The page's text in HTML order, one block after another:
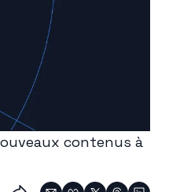
contenus à